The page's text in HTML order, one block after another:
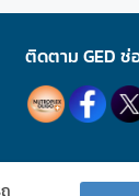
ติดตาม GED ช่